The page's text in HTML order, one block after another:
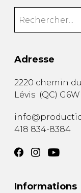
Adresse
2220 chemin
Lévis (QC) G6W
418 834-8384
Informations